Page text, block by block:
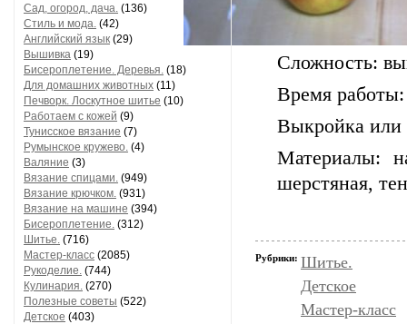
Сад, огород, дача. (136)
Стиль и мода. (42)
Английский язык (29)
Вышивка (19)
Бисероплетение. Деревья. (18)
Для домашних животных (11)
Печворк. Лоскутное шитье (10)
Работаем с кожей (9)
Тунисское вязание (7)
Румынское кружево. (4)
Валяние (3)
Вязание спицами. (949)
Вязание крючком. (931)
Вязание на машине (394)
Бисероплетение. (312)
Шитье. (716)
Мастер-класс (2085)
Рукоделие. (744)
Кулинария. (270)
Полезные советы (522)
Детское (403)
Сложность:
Время работы:
Выкройка или
Материалы:
шерстяная,
Рубрики: Шитье.
Детское
Мастер-класс